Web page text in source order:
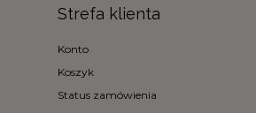
Strefa klienta
Konto
Koszyk
Status zamówienia